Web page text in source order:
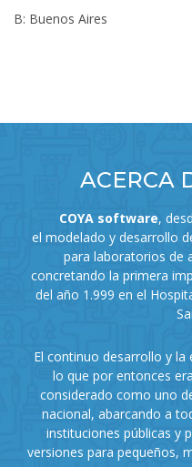
B: Buenos Aires
ACERCA
COYA software,
el modelado y desarrollo
para laboratorios de
concretando la primera
del año 1.999 en el
El continuo desarrollo y
lo que por entonces
considerado como uno
nacional, abarcando a
instituciones públicas y
versiones para pequeños,